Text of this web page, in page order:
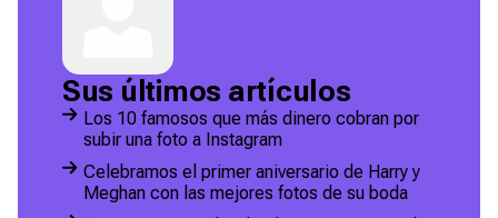
Sus últimos artículos
Los 10 famosos que más dinero cobran por
subir una foto a Instagram
Celebramos el primer aniversario de Harry y
Meghan con las mejores fotos de su boda